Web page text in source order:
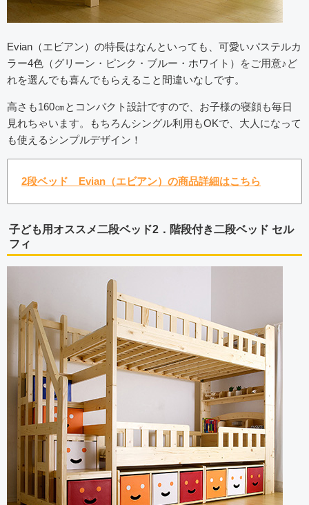
Evian（エビアン）の特長はなんといっても、可愛いパステルカ
ラー4色（グリーン・ピンク・ブルー・ホワイト）をご用意♪ど
れを選んでも喜んでもらえること間違いなしです。
高さも160㎝とコンパクト設計ですので、お子様の寝顔も毎日
見れちゃいます。もちろんシングル利用もOKで、大人になって
も使えるシンプルデザイン！
2段ベッド Evian（エビアン）の商品詳細はこちら
子ども用オススメ二段ベッド2．階段付き二段ベッド セル
フィ